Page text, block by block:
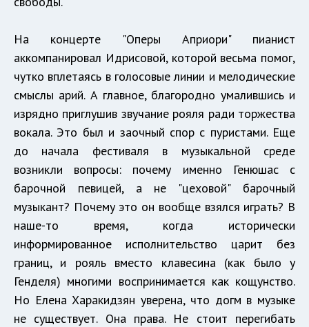
На концерте "Оперы Априори" пианист
аккомпанировал Идрисовой, которой весьма помог,
чутко вплетаясь в голосовые линии и мелодические
смыслы арий. А главное, благородно умалившись и
изрядно приглушив звучание рояля ради торжества
вокала. Это был и заочный спор с пуристами. Еще
до начала фестиваля в музыкальной среде
возникли вопросы: почему именно Генюшас с
барочной певицей, а не "цеховой" барочный
музыкант? Почему это он вообще взялся играть? В
наше-то время, когда исторически
информированное исполнительство царит без
границ, и рояль вместо клавесина (как было у
Генделя) многими воспринимается как кощунство.
Но Елена Харакидзян уверена, что догм в музыке
не существует. Она права. Не стоит перегибать